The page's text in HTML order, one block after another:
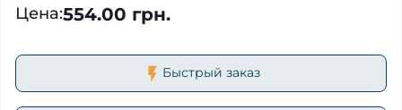
Цена:554.00 грн.
Быстрый заказ